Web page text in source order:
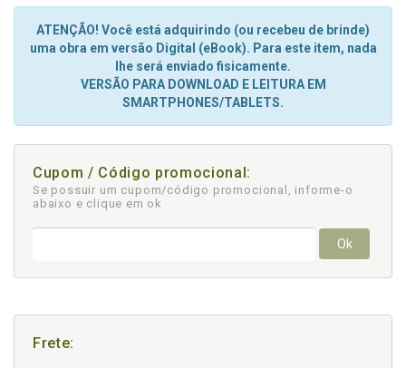
ATENÇÃO! Você está adquirindo (ou recebeu de brinde)
uma obra em versão Digital (eBook). Para este item, nada
lhe será enviado fisicamente.
VERSÃO PARA DOWNLOAD E LEITURA EM
SMARTPHONES/TABLETS.
Cupom / Código promocional:
Se possuir um cupom/código promocional, informe-o
abaixo e clique em ok
Ok
Frete: